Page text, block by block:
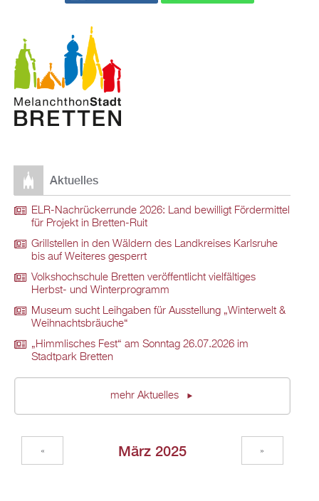
Aktuelles
ELR-Nachrückerrunde 2026: Land bewilligt Fördermittel
für Projekt in Bretten-Ruit
Grillstellen in den Wäldern des Landkreises Karlsruhe
bis auf Weiteres gesperrt
Volkshochschule Bretten veröffentlicht vielfältiges
Herbst- und Winterprogramm
Museum sucht Leihgaben für Ausstellung „Winterwelt &
Weihnachtsbräuche“
„Himmlisches Fest“ am Sonntag 26.07.2026 im
Stadtpark Bretten
mehr Aktuelles
März 2025
« »